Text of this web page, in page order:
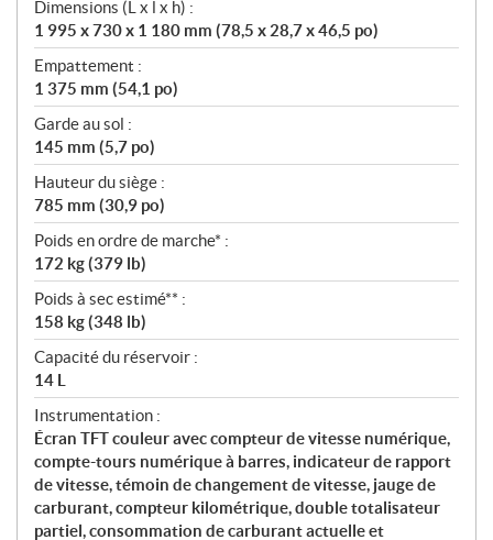
Dimensions (L x l x h) :
1 995 x 730 x 1 180 mm (78,5 x 28,7 x 46,5 po)
Empattement :
1 375 mm (54,1 po)
Garde au sol :
145 mm (5,7 po)
Hauteur du siège :
785 mm (30,9 po)
Poids en ordre de marche* :
172 kg (379 lb)
Poids à sec estimé** :
158 kg (348 lb)
Capacité du réservoir :
14 L
Instrumentation :
Écran TFT couleur avec compteur de vitesse numérique,
compte-tours numérique à barres, indicateur de rapport
de vitesse, témoin de changement de vitesse, jauge de
carburant, compteur kilométrique, double totalisateur
partiel, consommation de carburant actuelle et